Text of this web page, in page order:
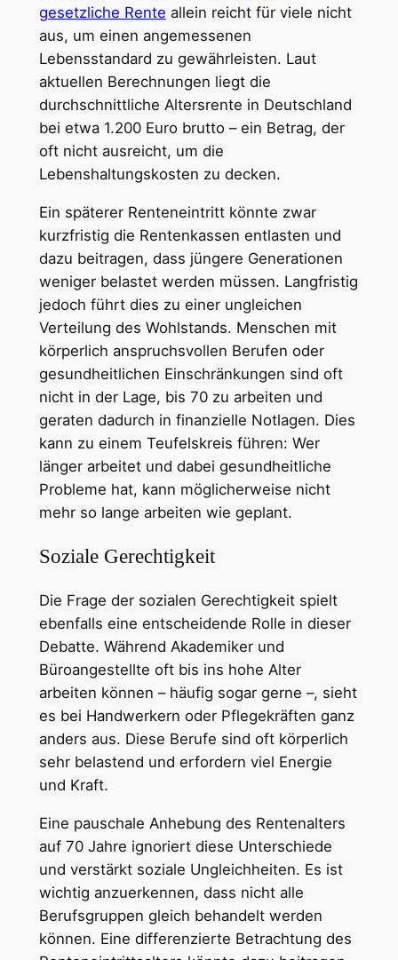
gesetzliche Rente allein reicht für viele nicht
aus, um einen angemessenen
Lebensstandard zu gewährleisten. Laut
aktuellen Berechnungen liegt die
durchschnittliche Altersrente in Deutschland
bei etwa 1.200 Euro brutto – ein Betrag, der
oft nicht ausreicht, um die
Lebenshaltungskosten zu decken.
Ein späterer Renteneintritt könnte zwar
kurzfristig die Rentenkassen entlasten und
dazu beitragen, dass jüngere Generationen
weniger belastet werden müssen. Langfristig
jedoch führt dies zu einer ungleichen
Verteilung des Wohlstands. Menschen mit
körperlich anspruchsvollen Berufen oder
gesundheitlichen Einschränkungen sind oft
nicht in der Lage, bis 70 zu arbeiten und
geraten dadurch in finanzielle Notlagen. Dies
kann zu einem Teufelskreis führen: Wer
länger arbeitet und dabei gesundheitliche
Probleme hat, kann möglicherweise nicht
mehr so lange arbeiten wie geplant.
Soziale Gerechtigkeit
Die Frage der sozialen Gerechtigkeit spielt
ebenfalls eine entscheidende Rolle in dieser
Debatte. Während Akademiker und
Büroangestellte oft bis ins hohe Alter
arbeiten können – häufig sogar gerne –, sieht
es bei Handwerkern oder Pflegekräften ganz
anders aus. Diese Berufe sind oft körperlich
sehr belastend und erfordern viel Energie
und Kraft.
Eine pauschale Anhebung des Rentenalters
auf 70 Jahre ignoriert diese Unterschiede
und verstärkt soziale Ungleichheiten. Es ist
wichtig anzuerkennen, dass nicht alle
Berufsgruppen gleich behandelt werden
können. Eine differenzierte Betrachtung des